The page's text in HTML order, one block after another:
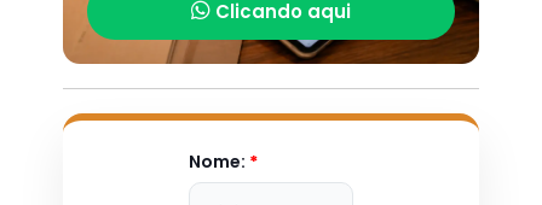
Clicando aqui
Nome: *